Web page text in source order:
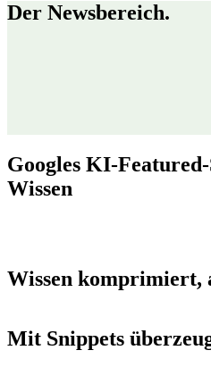
Der Newsbereich.
Googles KI-
Wissen
Wissen komprimiert,
Mit Snippets